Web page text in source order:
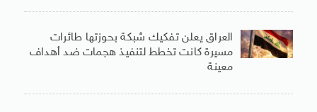
العراق يعلن تفكيك شبكة بحوزتها طائرات
مسيرة كانت تخطط لتنفيذ هجمات ضد أهداف
معينة